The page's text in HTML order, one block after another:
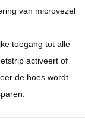
van microvezel
toegang tot alle
activeert of
de hoes wordt